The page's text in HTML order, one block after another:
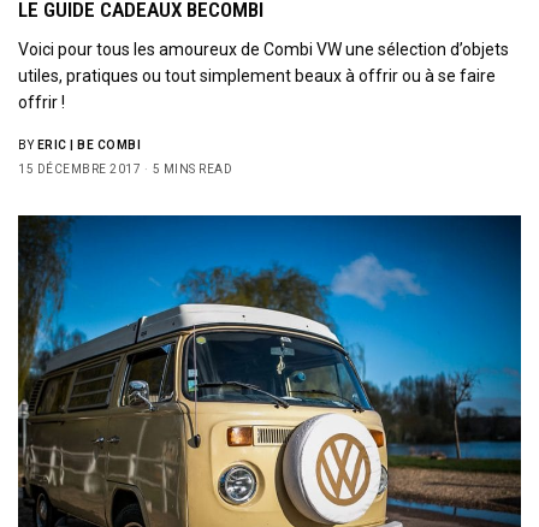
LE GUIDE CADEAUX BECOMBI
Voici pour tous les amoureux de Combi VW une sélection d’objets
utiles, pratiques ou tout simplement beaux à offrir ou à se faire
offrir !
BY ERIC | BE COMBI
15 DÉCEMBRE 2017
5 MINS READ